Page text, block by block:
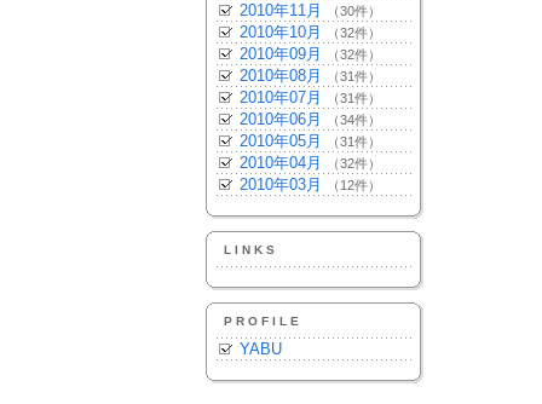
2010年11月 （30件）
2010年10月 （32件）
2010年09月 （32件）
2010年08月 （31件）
2010年07月 （31件）
2010年06月 （34件）
2010年05月 （31件）
2010年04月 （32件）
2010年03月 （12件）
LINKS
PROFILE
YABU